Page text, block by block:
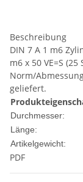
Beschreibung
DIN 7 A 1 m6
m6 x 50 VE=S
Norm/
geliefert.
Durchmesser:
Länge:
Artikelgewicht:
PDF